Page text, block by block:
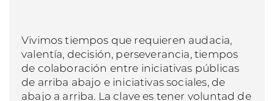
Vivimos tiempos que requieren audacia,
valentía, decisión, perseverancia, tiempos
de colaboración entre iniciativas públicas
de arriba abajo e iniciativas sociales, de
abajo a arriba. La clave es tener voluntad de